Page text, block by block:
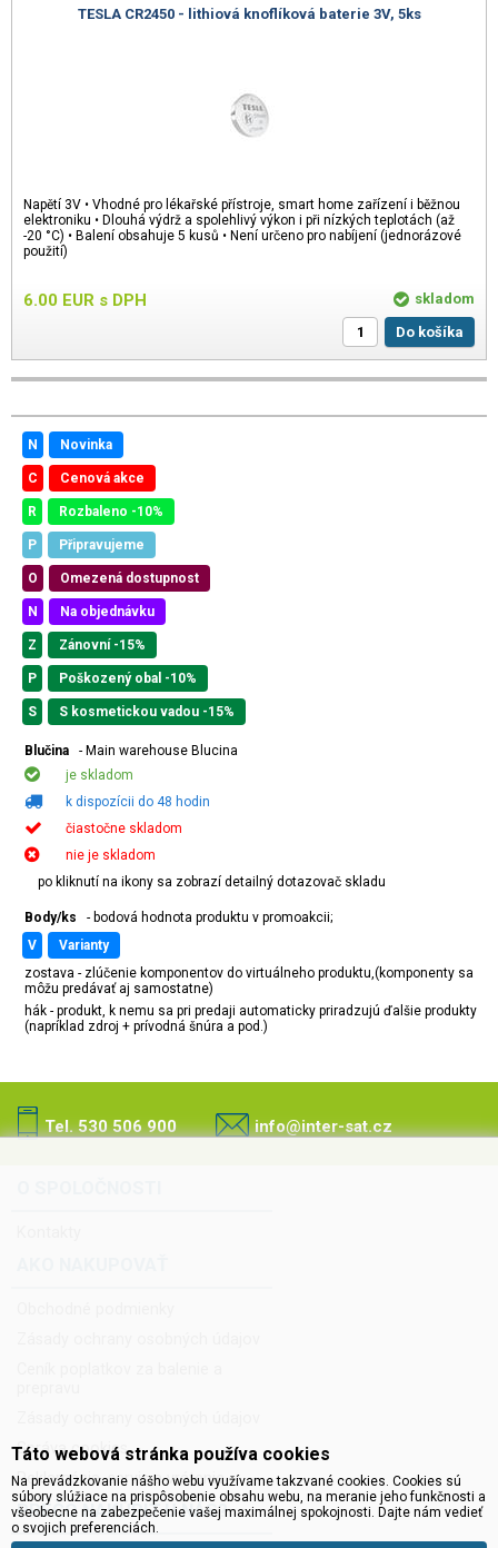
TESLA CR2450 - lithiová knoflíková baterie 3V, 5ks
Napětí 3V • Vhodné pro lékařské přístroje, smart home zařízení i běžnou
elektroniku • Dlouhá výdrž a spolehlivý výkon i při nízkých teplotách (až
-20 °C) • Balení obsahuje 5 kusů • Není určeno pro nabíjení (jednorázové
použití)
6.00 EUR s DPH
skladom
Do košíka
N Novinka
C Cenová akce
R Rozbaleno -10%
P Připravujeme
O Omezená dostupnost
N Na objednávku
Z Zánovní -15%
P Poškozený obal -10%
S S kosmetickou vadou -15%
Blučina
- Main warehouse Blucina
je skladom
k dispozícii do 48 hodin
čiastočne skladom
nie je skladom
po kliknutí na ikony sa zobrazí detailný dotazovač skladu
Body/ks
- bodová hodnota produktu v promoakcii;
v
varianty
zostava - zlúčenie komponentov do virtuálneho produktu,(komponenty sa
môžu predávať aj samostatne)
hák - produkt, k nemu sa pri predaji automaticky priradzujú ďalšie produkty
(napríklad zdroj + prívodná šnúra a pod.)
Tel. 530 506 900 info@inter-sat.cz
Správa cookies
Reklamácia, servis a vrátenie
PREČO NAKÚPIŤ U NÁS?
Táto webová stránka používa cookies
Na prevádzkovanie nášho webu využívame takzvané cookies. Cookies sú
súbory slúžiace na prispôsobenie obsahu webu, na meranie jeho funkčnosti a
všeobecne na zabezpečenie vašej maximálnej spokojnosti. Dajte nám vedieť
o svojich preferenciách.